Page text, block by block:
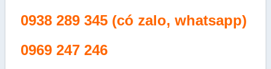
0938 289 345 (có zalo, whatsapp)
0969 247 246